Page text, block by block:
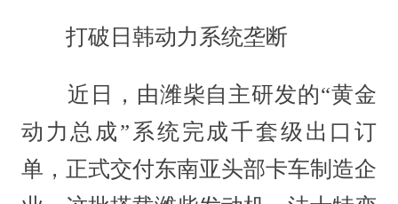
打破日韩动力系统垄断
近日，由潍柴自主研发的“黄金
动力总成”系统完成千套级出口订
单，正式交付东南亚头部卡车制造企